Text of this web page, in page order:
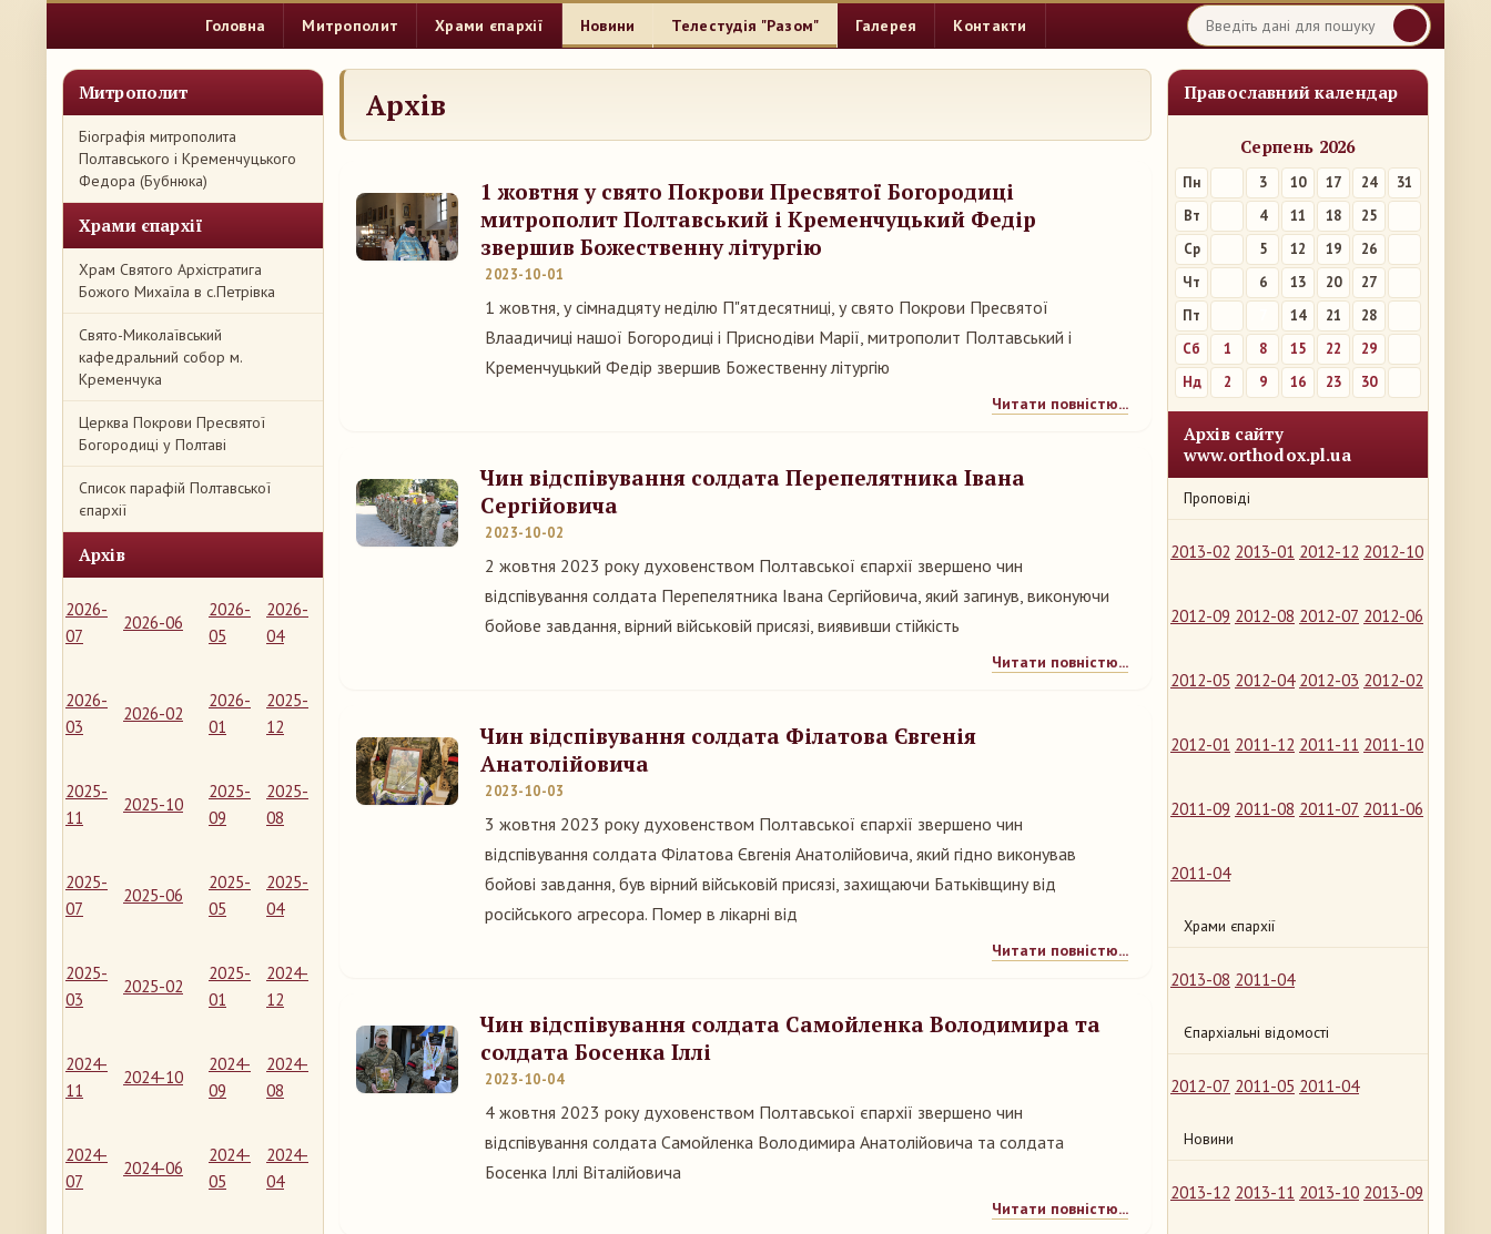
Головна Митрополит Храми єпархії Новини Телестудія "Разом" Галерея Контакти
Митрополит
Біографія митрополита
Полтавського і Кременчуцького
Федора (Бубнюка)
Храми єпархії
Храм Святого Архістратига
Божого Михаїла в с.Петрівка
Свято-Миколаївський
кафедральний собор м.
Кременчука
Церква Покрови Пресвятої
Богородиці у Полтаві
Список парафій Полтавської
єпархії
Архів
2026-
07
2026-06
2026-
05
2026-
04
2026-
03
2026-02
2026-
01
2025-
12
2025-
11
2025-10
2025-
09
2025-
08
2025-
07
2025-06
2025-
05
2025-
04
2025-
03
2025-02
2025-
01
2024-
12
2024-
11
2024-10
2024-
09
2024-
08
2024-
07
2024-06
2024-
05
2024-
04
Православний календар
Серпень 2026
Пн 3 10 17 24
31
Вт
4 11 18
25
Ср
5 12 19
26
Чт
6 13 20
27
Пт
14 21
28
Сб
1 8 15 22
29
Нд
2 9 16 23 30
Архів сайту
www.orthodox.pl.ua
Проповіді
2013-02 2013-01 2012-12 2012-10
2012-09 2012-08 2012-07 2012-06
2012-05 2012-04 2012-03 2012-02
2012-01 2011-12 2011-11 2011-10
2011-09 2011-08 2011-07 2011-06
2011-04
Храми єпархії
2013-08 2011-04
Єпархіальні відомості
2012-07 2011-05 2011-04
Новини
2013-12 2013-11 2013-10 2013-09
Архів
1 жовтня у свято Покрови Пресвятої Богородиці
митрополит Полтавський і Кременчуцький Федір
звершив Божественну літургію
2023-10-01
1 жовтня, у сімнадцяту неділю П"ятдесятниці, у свято Покрови Пресвятої
Влаадичиці нашої Богородиці і Приснодіви Марії, митрополит Полтавський і
Кременчуцький Федір звершив Божественну літургію
Читати повністю...
Чин відспівування солдата Перепелятника Івана
Сергійовича
2023-10-02
2 жовтня 2023 року духовенством Полтавської єпархії звершено чин
відспівування солдата Перепелятника Івана Сергійовича, який загинув, виконуючи
бойове завдання, вірний військовій присязі, виявивши стійкість
Читати повністю...
Чин відспівування солдата Філатова Євгенія
Анатолійовича
2023-10-03
3 жовтня 2023 року духовенством Полтавської єпархії звершено чин
відспівування солдата Філатова Євгенія Анатолійовича, який гідно виконував
бойові завдання, був вірний військовій присязі, захищаючи Батьківщину від
російського агресора. Помер в лікарні від
Читати повністю...
Чин відспівування солдата Самойленка Володимира та
солдата Босенка Іллі
2023-10-04
4 жовтня 2023 року духовенством Полтавської єпархії звершено чин
відспівування солдата Самойленка Володимира Анатолійовича та солдата
Босенка Іллі Віталійовича
Читати повністю...